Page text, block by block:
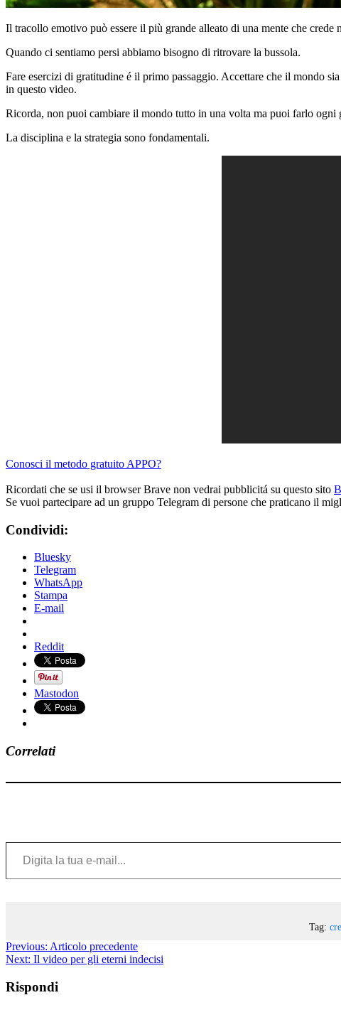
Il tracollo emotivo può essere il più grande alleato di una mente che crede
Quando ci sentiamo persi abbiamo bisogno di ritrovare la bussola.
Fare esercizi di gratitudine é il primo passaggio. Accettare che il mondo
in questo video.
Ricorda, non puoi cambiare il mondo tutto in una volta ma puoi farlo
La disciplina e la strategia sono fondamentali.
Conosci il metodo gratuito APPO?
Ricordati che se usi il browser Brave non vedrai pubblicitá su questo sito
Se vuoi partecipare ad un gruppo Telegram di persone che praticano il
Condividi:
Bluesky
Telegram
WhatsApp
Stampa
E-mail
Reddit
Mastodon
Correlati
Digita la tua e-mail...
Tag:
Previous: Articolo precedente
Next: Il video per gli eterni indecisi
Rispondi